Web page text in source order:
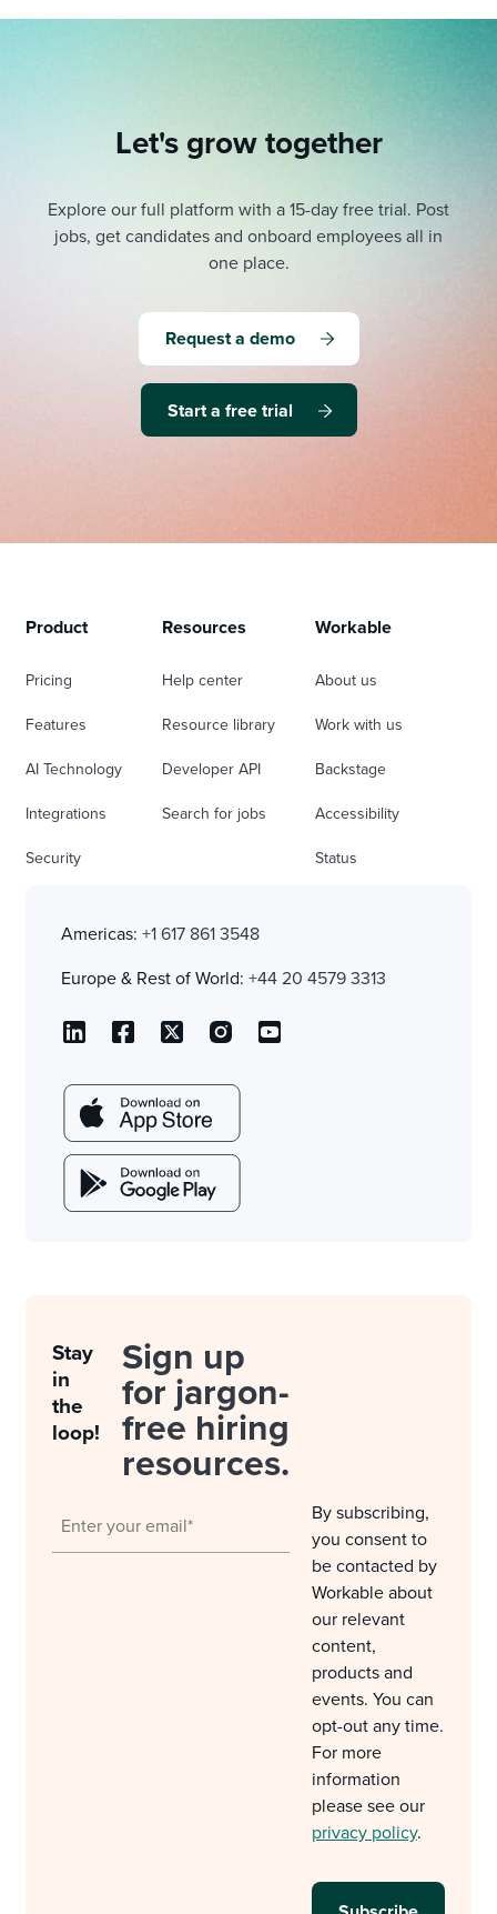
Let's grow together
Explore our full platform with a 15-day free trial. Post
jobs, get candidates and onboard employees all in
one place.
Request a demo
Start a free trial
Product
Pricing
Features
AI Technology
Integrations
Security
Resources
Help center
Resource library
Developer API
Search for jobs
Workable
About us
Work with us
Backstage
Accessibility
Status
Americas: +1 617 861 3548
Europe & Rest of World: +44 20 4579 3313
Stay
in
the
loop!
Sign up
for jargon-
free hiring
resources.
By subscribing,
you consent to
be contacted by
Workable about
our relevant
content,
products and
events. You can
opt-out any time.
For more
information
please see our
privacy policy.